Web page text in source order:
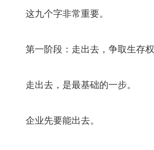
这九个字非常重要。
第一阶段：走出去，争取生存权
走出去，是最基础的一步。
企业先要能出去。